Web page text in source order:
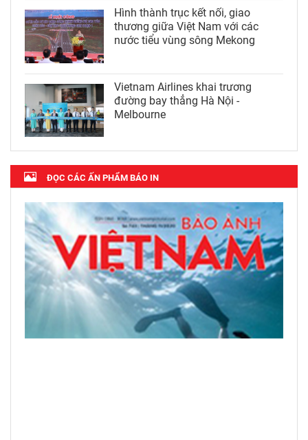
Hình thành trục kết nối, giao
thương giữa Việt Nam với các
nước tiểu vùng sông Mekong
Vietnam Airlines khai trương
đường bay thẳng Hà Nội -
Melbourne
ĐỌC CÁC ẤN PHẨM BÁO IN